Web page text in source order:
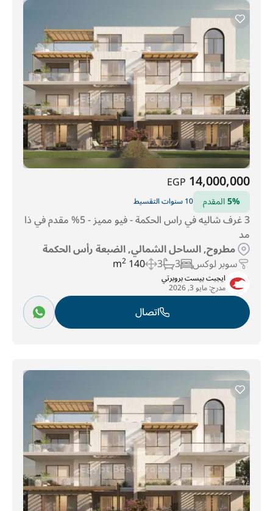
14,000,000
EGP
5%المقدم 10 سنوات التقسيط
3 غرف شاليه في راس الحكمة - فيو مميز - 5% مقدم في ذا
مد
مطروح, الساحل الشمالي, الضبعة رأس الحكمة
سوبر لوكس 3
3
140 m
2
ايجبت بيست بروبرتي
مدرج:مايو 3, 2026
اتصال